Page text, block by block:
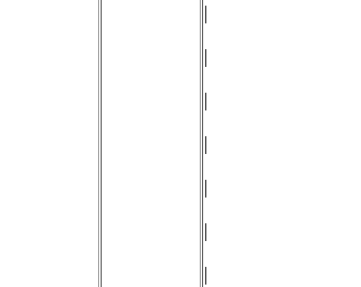
|
|
|
|
|
|
|